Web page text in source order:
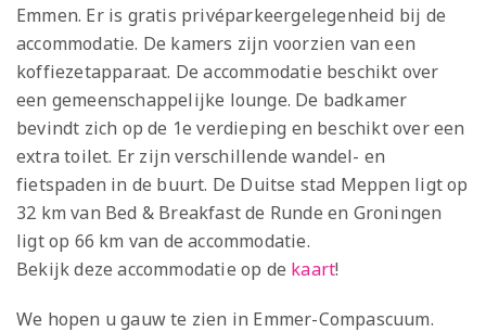
Emmen. Er is gratis privéparkeergelegenheid bij de
accommodatie. De kamers zijn voorzien van een
koffiezetapparaat. De accommodatie beschikt over
een gemeenschappelijke lounge. De badkamer
bevindt zich op de 1e verdieping en beschikt over een
extra toilet. Er zijn verschillende wandel- en
fietspaden in de buurt. De Duitse stad Meppen ligt op
32 km van Bed & Breakfast de Runde en Groningen
ligt op 66 km van de accommodatie.
Bekijk deze accommodatie op de kaart!
We hopen u gauw te zien in Emmer-Compascuum.